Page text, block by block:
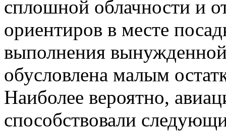
сплошной облачности и
ориентиров в месте
выполнения
обусловлена малым
Наиболее вероятно,
способствовали